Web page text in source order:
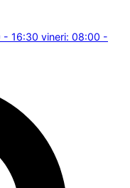
- 16:30 vineri: 08:00 -